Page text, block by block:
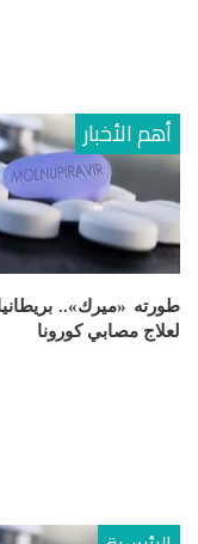
أهم الأخبار
طورته «ميرك»..
لعلاج مصابي كورونا